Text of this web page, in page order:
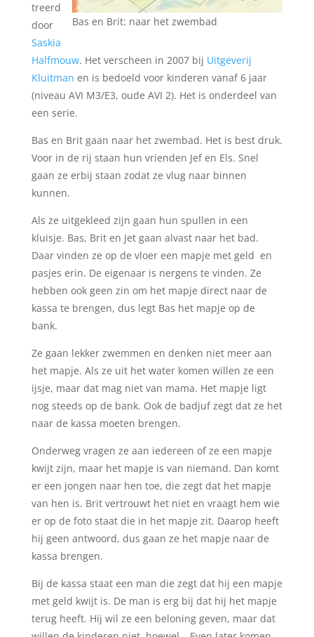
Bas en Brit: naar het zwembad
treerd
door
Saskia
Halfmouw. Het verscheen in 2007 bij Uitgeverij
Kluitman en is bedoeld voor kinderen vanaf 6 jaar
(niveau AVI M3/E3, oude AVI 2). Het is onderdeel van
een serie.
Bas en Brit gaan naar het zwembad. Het is best druk.
Voor in de rij staan hun vrienden Jef en Els. Snel
gaan ze erbij staan zodat ze vlug naar binnen
kunnen.
Als ze uitgekleed zijn gaan hun spullen in een
kluisje. Bas, Brit en Jet gaan alvast naar het bad.
Daar vinden ze op de vloer een mapje met geld en
pasjes erin. De eigenaar is nergens te vinden. Ze
hebben ook geen zin om het mapje direct naar de
kassa te brengen, dus legt Bas het mapje op de
bank.
Ze gaan lekker zwemmen en denken niet meer aan
het mapje. Als ze uit het water komen willen ze een
ijsje, maar dat mag niet van mama. Het mapje ligt
nog steeds op de bank. Ook de badjuf zegt dat ze het
naar de kassa moeten brengen.
Onderweg vragen ze aan iedereen of ze een mapje
kwijt zijn, maar het mapje is van niemand. Dan komt
er een jongen naar hen toe, die zegt dat het mapje
van hen is. Brit vertrouwt het niet en vraagt hem wie
er op de foto staat die in het mapje zit. Daarop heeft
hij geen antwoord, dus gaan ze het mapje naar de
kassa brengen.
Bij de kassa staat een man die zegt dat hij een mapje
met geld kwijt is. De man is erg bij dat hij het mapje
terug heeft. Hij wil ze een beloning geven, maar dat